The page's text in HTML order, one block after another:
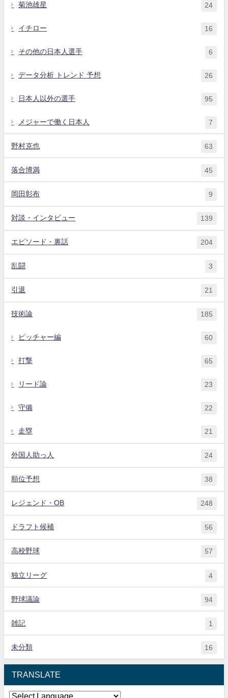
菊池雄星 24
イチロー 16
その他の日本人選手 6
データ分析 トレンド 予想 26
日本人以外の選手 95
メジャーで働く日本人 7
野村克也 63
落合博満 45
岡田彰布 9
対談・インタビュー 139
エピソード・裏話 204
乱闘 3
引退 21
技術論 185
ピッチャー編 60
打撃 65
リード論 23
守備 22
走塁 21
外国人助っ人 24
順位予想 38
レジェンド・OB 248
ドラフト候補 56
高校野球 57
独立リーグ 4
野球議論 94
雑記 1
未分類 16
TRANSLATE